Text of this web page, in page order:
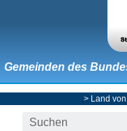
Gemeinden des
> Land